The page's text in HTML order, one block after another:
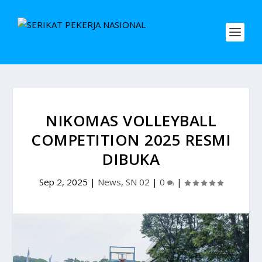
NIKOMAS VOLLEYBALL
COMPETITION 2025 RESMI
DIBUKA
Sep 2, 2025 | News, SN 02 | 0 |